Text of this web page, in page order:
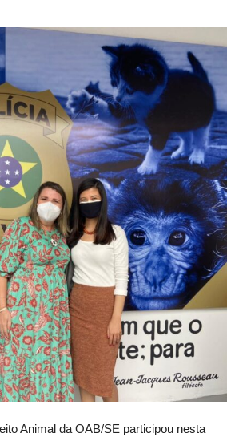
Animal da OAB/SE participou nesta